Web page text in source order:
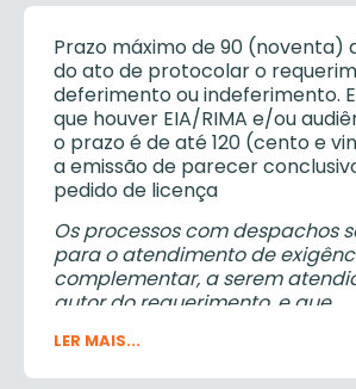
instalação do empreendimento
de acordo com as
constantes dos planos,
projetos aprovados, incluindo
controle ambiental e demais
da qual constituem motivo
III – Licença de Operação (LO)
operação da atividade ou
após a verificação do efetivo
do que consta das licenças
as medidas de controle
operação.
Prazo máximo de 90 (noventa)
do ato de protocolar o
deferimento ou indeferimento.
que houver EIA/RIMA e/ou
o prazo é de até 120 (cento e
a emissão de parecer
pedido de licença
Os processos com despachos
para o atendimento de
complementar, a serem
autor do requerimento, e que
movimentação por mais de 30
nas lojas de atendimento ou
LER MAIS...